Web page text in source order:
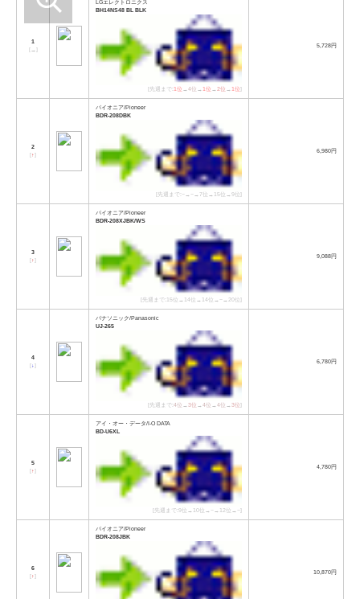
1
[→ ]
LGエレクトロニクス
BH14NS48 BL BLK
[先週まで:1位 →4位 →1位 →2位 →1位]
5,728円
2
[↑]
パイオニア/Pioneer
BDR-208DBK
[先週まで:−→−→7位→15位→9位]
6,980円
3
[↑]
パイオニア/Pioneer
BDR-208XJBK/WS
[先週まで:15位→14位→14位→−→20位]
9,088円
4
[↓]
パナソニック/Panasonic
UJ-265
[先週まで:4位 →3位 →4位 →4位 →3位]
6,780円
5
[↑]
アイ・オー・データ/I-O DATA
BD-U6XL
[先週まで:9位→10位→−→12位→−]
4,780円
6
[↑]
パイオニア/Pioneer
BDR-208JBK
10,870円